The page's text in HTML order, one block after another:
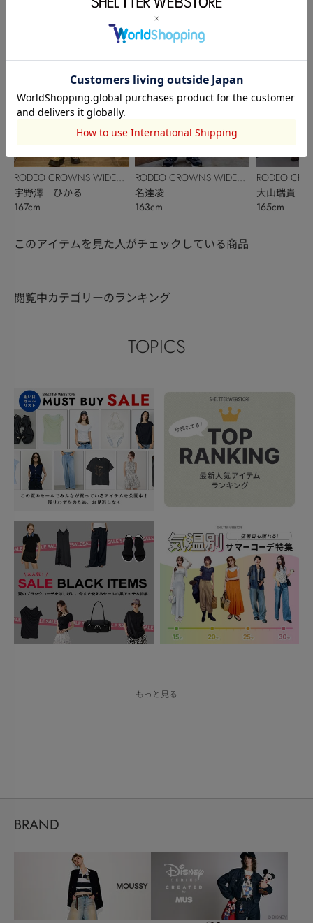
RODEO CROWNS WIDE
BOWL
宇野澤 ひかる
167cm
RODEO CROWNS WIDE
BOWL
名達凌
163cm
RODEO
BOWL
大山瑞貴
165cm
このアイテムを見た人がチェックしている商品
閲覧中カテゴリーのランキング
TOPICS
もっと見る
BRAND